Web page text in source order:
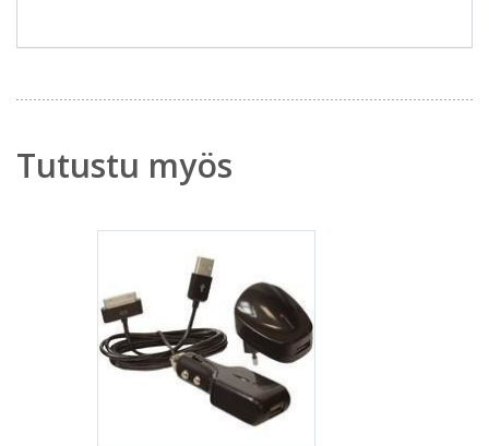
Tutustu myös